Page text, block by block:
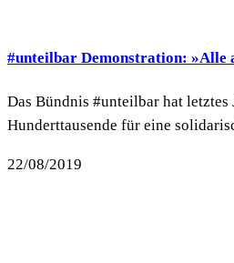
#unteilbar Demonstration: »Alle
Das Bündnis #unteilbar hat
Hunderttausende für eine
22/08/2019